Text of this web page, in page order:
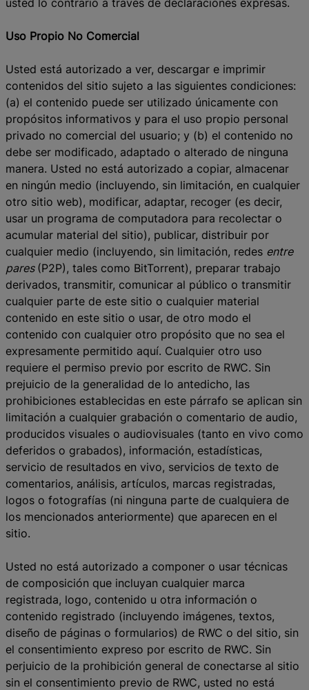
Uso Propio No Comercial
Usted está autorizado a ver, descargar e imprimir
contenidos del sitio sujeto a las siguientes condiciones:
(a) el contenido puede ser utilizado únicamente con
propósitos informativos y para el uso propio personal
privado no comercial del usuario; y (b) el contenido no
debe ser modificado, adaptado o alterado de ninguna
manera. Usted no está autorizado a copiar, almacenar
en ningún medio (incluyendo, sin limitación, en cualquier
otro sitio web), modificar, adaptar, recoger (es decir,
usar un programa de computadora para recolectar o
acumular material del sitio), publicar, distribuir por
cualquier medio (incluyendo, sin limitación, redes entre
pares (P2P), tales como BitTorrent), preparar trabajo
derivados, transmitir, comunicar al público o transmitir
cualquier parte de este sitio o cualquier material
contenido en este sitio o usar, de otro modo el
contenido con cualquier otro propósito que no sea el
expresamente permitido aquí. Cualquier otro uso
requiere el permiso previo por escrito de RWC. Sin
prejuicio de la generalidad de lo antedicho, las
prohibiciones establecidas en este párrafo se aplican sin
limitación a cualquier grabación o comentario de audio,
producidos visuales o audiovisuales (tanto en vivo como
deferidos o grabados), información, estadísticas,
servicio de resultados en vivo, servicios de texto de
comentarios, análisis, artículos, marcas registradas,
logos o fotografías (ni ninguna parte de cualquiera de
los mencionados anteriormente) que aparecen en el
sitio.
Usted no está autorizado a componer o usar técnicas
de composición que incluyan cualquier marca
registrada, logo, contenido u otra información o
contenido registrado (incluyendo imágenes, textos,
diseño de páginas o formularios) de RWC o del sitio, sin
el consentimiento expreso por escrito de RWC. Sin
perjuicio de la prohibición general de conectarse al sitio
sin el consentimiento previo de RWC, usted no está